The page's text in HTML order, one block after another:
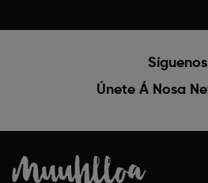
Síguenos
Únete Á Nosa